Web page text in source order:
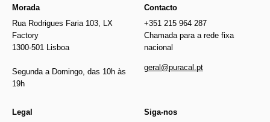
Morada
Rua Rodrigues Faria 103, LX
Factory
1300-501 Lisboa
Segunda a Domingo, das 10h às
19h
Contacto
+351 215 964 287
Chamada para a rede fixa
nacional
geral@puracal.pt
Legal Siga-nos